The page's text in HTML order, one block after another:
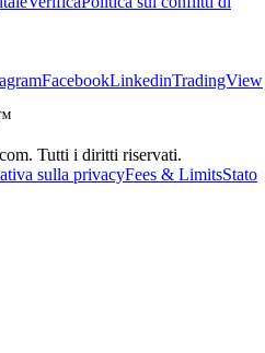
FacebookLinkedinTradingView
Tutti i diritti riservati.
sulla privacyFees & LimitsStato